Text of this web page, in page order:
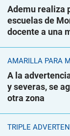
Ademu realiza
escuelas de
docente a una
AMARILLA PARA
A la
y severas, se
otra zona
TRIPLE